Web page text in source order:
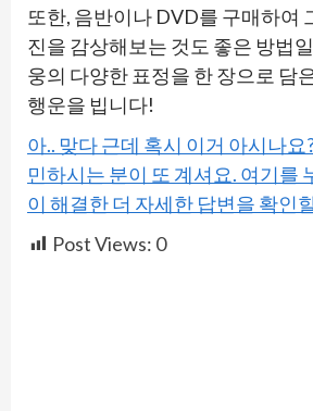
또한, 음반이나 DVD를 구매하여
진을 감상해보는 것도 좋은 방법
웅의 다양한 표정을 한 장으로 담
행운을 빕니다!
아.. 맞다 근데 혹시 이거 아시나요
민하시는 분이 또 계셔요. 여기를
이 해결한 더 자세한 답변을 확인
Post Views: 0